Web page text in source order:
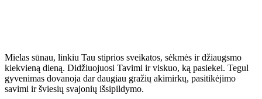
Mielas sūnau, linkiu Tau stiprios sveikatos, sėkmės ir džiaugsmo
kiekvieną dieną. Didžiuojuosi Tavimi ir viskuo, ką pasiekei. Tegul
gyvenimas dovanoja dar daugiau gražių akimirkų, pasitikėjimo
savimi ir šviesių svajonių išsipildymo.